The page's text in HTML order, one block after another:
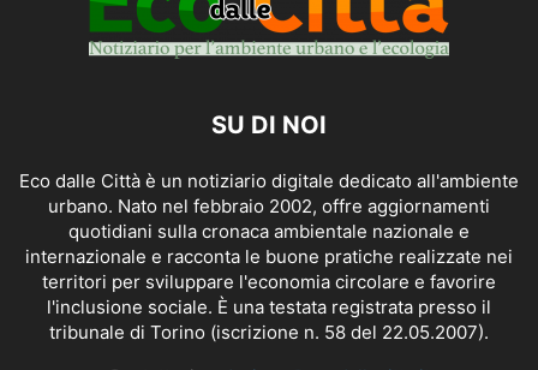
SU DI NOI
Eco dalle Città è un notiziario digitale dedicato all'ambiente
urbano. Nato nel febbraio 2002, offre aggiornamenti
quotidiani sulla cronaca ambientale nazionale e
internazionale e racconta le buone pratiche realizzate nei
territori per sviluppare l'economia circolare e favorire
l'inclusione sociale. È una testata registrata presso il
tribunale di Torino (iscrizione n. 58 del 22.05.2007).